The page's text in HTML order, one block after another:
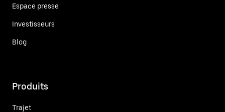
Espace presse
Investisseurs
Blog
Produits
Trajet